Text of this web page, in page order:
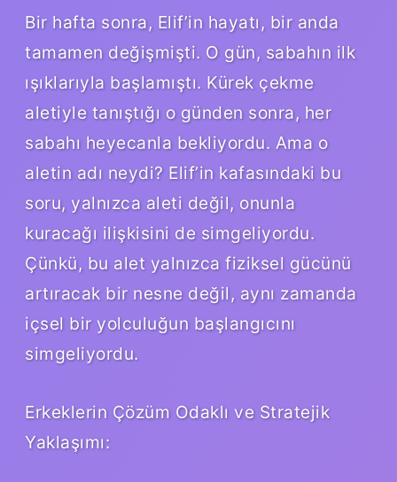
Bir hafta sonra, Elif’in hayatı, bir anda
tamamen değişmişti. O gün, sabahın ilk
ışıklarıyla başlamıştı. Kürek çekme
aletiyle tanıştığı o günden sonra, her
sabahı heyecanla bekliyordu. Ama o
aletin adı neydi? Elif’in kafasındaki bu
soru, yalnızca aleti değil, onunla
kuracağı ilişkisini de simgeliyordu.
Çünkü, bu alet yalnızca fiziksel gücünü
artıracak bir nesne değil, aynı zamanda
içsel bir yolculuğun başlangıcını
simgeliyordu.
Erkeklerin Çözüm Odaklı ve Stratejik
Yaklaşımı: